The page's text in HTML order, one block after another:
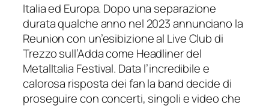
Italia ed Europa. Dopo una separazione
durata qualche anno nel 2023 annunciano la
Reunion con un’esibizione al Live Club di
Trezzo sull’Adda come Headliner del
MetalItalia Festival. Data l’incredibile e
calorosa risposta dei fan la band decide di
proseguire con concerti, singoli e video che